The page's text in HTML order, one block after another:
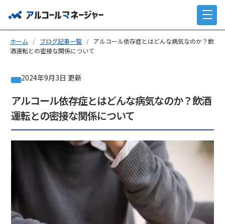
ホーム / ブログ記事一覧 / アルコール依存症とはどんな病気なのか？飲
酒運転との密接な関係について
2024年9月3日 更新
アルコール依存症とはどんな病気なのか？飲酒
運転との密接な関係について